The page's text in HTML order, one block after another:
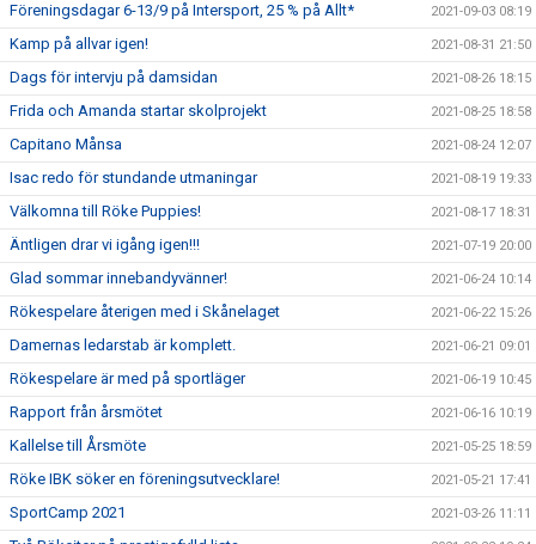
Föreningsdagar 6-13/9 på Intersport, 25 % på Allt* 2021-09-03 08:19
Kamp på allvar igen! 2021-08-31 21:50
Dags för intervju på damsidan 2021-08-26 18:15
Frida och Amanda startar skolprojekt 2021-08-25 18:58
Capitano Månsa 2021-08-24 12:07
Isac redo för stundande utmaningar 2021-08-19 19:33
Välkomna till Röke Puppies! 2021-08-17 18:31
Äntligen drar vi igång igen!!! 2021-07-19 20:00
Glad sommar innebandyvänner! 2021-06-24 10:14
Rökespelare återigen med i Skånelaget 2021-06-22 15:26
Damernas ledarstab är komplett. 2021-06-21 09:01
Rökespelare är med på sportläger 2021-06-19 10:45
Rapport från årsmötet 2021-06-16 10:19
Kallelse till Årsmöte 2021-05-25 18:59
Röke IBK söker en föreningsutvecklare! 2021-05-21 17:41
SportCamp 2021 2021-03-26 11:11